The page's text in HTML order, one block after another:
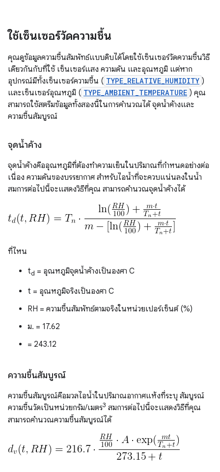
ใช้เซ็นเซอร์วัดความชื้น
คุณดูข้อมูลความชื้นสัมพัทธ์แบบดิบได้โดยใช้เซ็นเซอร์วัดความชื้นวิธี
เดียวกันกับที่ใช้ เซ็นเซอร์แสง ความดัน และอุณหภูมิ แต่หาก
อุปกรณ์มีทั้งเซ็นเซอร์ความชื้น ( TYPE_RELATIVE_HUMIDITY )
และเซ็นเซอร์อุณหภูมิ ( TYPE_AMBIENT_TEMPERATURE ) คุณ
สามารถใช้สตรีมข้อมูลทั้งสองนี้ในการคำนวณได้ จุดน้ำค้างและ
ความชื้นสัมบูรณ์
จุดน้ำค้าง
จุดน้ำค้างคืออุณหภูมิที่ต้องทำความเย็นในปริมาณที่กำหนดอย่างต่อ
เนื่อง ความดันของบรรยากาศ สำหรับไอน้ำที่จะควบแน่นลงในน้ำ
สมการต่อไปนี้จะแสดงวิธีที่คุณ สามารถคำนวณจุดน้ำค้างได้
ที่ไหน
td = อุณหภูมิจุดน้ำค้างเป็นองศา C
t = อุณหภูมิจริงเป็นองศา C
RH = ความชื้นสัมพัทธ์ตามจริงในหน่วยเปอร์เซ็นต์ (%)
ม. = 17.62
= 243.12
ความชื้นสัมบูรณ์
ความชื้นสัมบูรณ์คือมวลไอน้ำในปริมาณอากาศแห้งที่ระบุ สัมบูรณ์
ความชื้นวัดเป็นหน่วยกรัม/เมตร3 สมการต่อไปนี้จะแสดงวิธีที่คุณ
สามารถคำนวณความชื้นสัมบูรณ์ได้